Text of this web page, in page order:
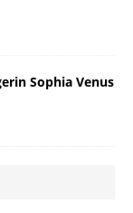
Sophia Venus